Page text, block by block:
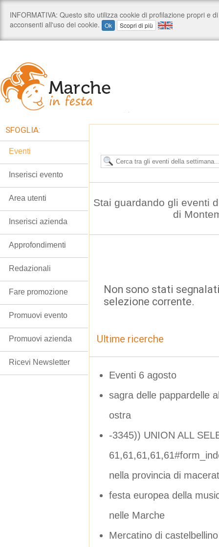
Stai guardando gli eventi
di
Non sono stati
selezione corrente.
Ultime ricerche
Eventi 6 agosto
sagra delle pappardelle
ostra
-3345)) UNION ALL
nella provincia di
festa europea della
nelle Marche
Mercatino di castelbellino
SFOGLIA:
Eventi
Inserisci evento
Area utenti
Inserisci azienda
Approfondimenti
Redazionali
Fare promozione
Promuovi evento
Promuovi azienda
Ricevi Newsletter